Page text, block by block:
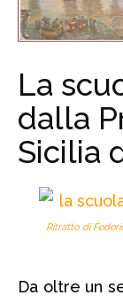
La
dalla
Sicilia
Ritratto di
Da oltre un